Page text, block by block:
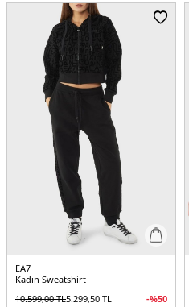
Manken Bedeni:Boy : 1.80 cm / Göğüs :
Beden : M
Menşei: Kamboçya
Detaylar:-Taşlarla süslenmiş logo
manşetler
5DY27W000178AF12473O8002.18
EA7
Kadın Sweatshirt
10.599,00TL5.299,50 TL -%50